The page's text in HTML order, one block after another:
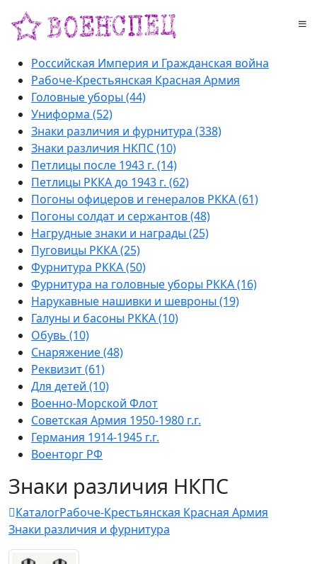
Российская Империя и Гражданская война
Рабоче-Крестьянская Красная Армия
Головные уборы (44)
Униформа (52)
Знаки различия и фурнитура (338)
Знаки различия НКПС (10)
Петлицы после 1943 г. (14)
Петлицы РККА до 1943 г. (62)
Погоны офицеров и генералов РККА (61)
Погоны солдат и сержантов (48)
Нагрудные знаки и награды (25)
Пуговицы РККА (25)
Фурнитура РККА (50)
Фурнитура на головные уборы РККА (16)
Нарукавные нашивки и шевроны (19)
Галуны и басоны РККА (10)
Обувь (10)
Снаряжение (48)
Реквизит (61)
Для детей (10)
Военно-Морской Флот
Советская Армия 1950-1980 г.г.
Германия 1914-1945 г.г.
Военторг РФ
Знаки различия НКПС
КаталогРабоче-Крестьянская Красная Армия
Знаки различия и фурнитура